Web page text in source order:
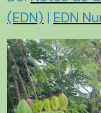
(EDN) | EDN